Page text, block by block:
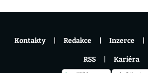
Kontakty Redakce Inzerce
RSS Kariéra